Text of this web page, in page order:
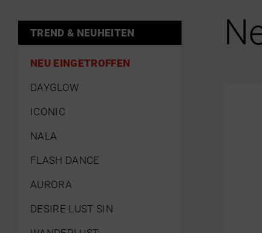
TREND & NEUHEITEN
NEU EINGETROFFEN
DAYGLOW
ICONIC
NALA
FLASH DANCE
AURORA
DESIRE LUST SIN